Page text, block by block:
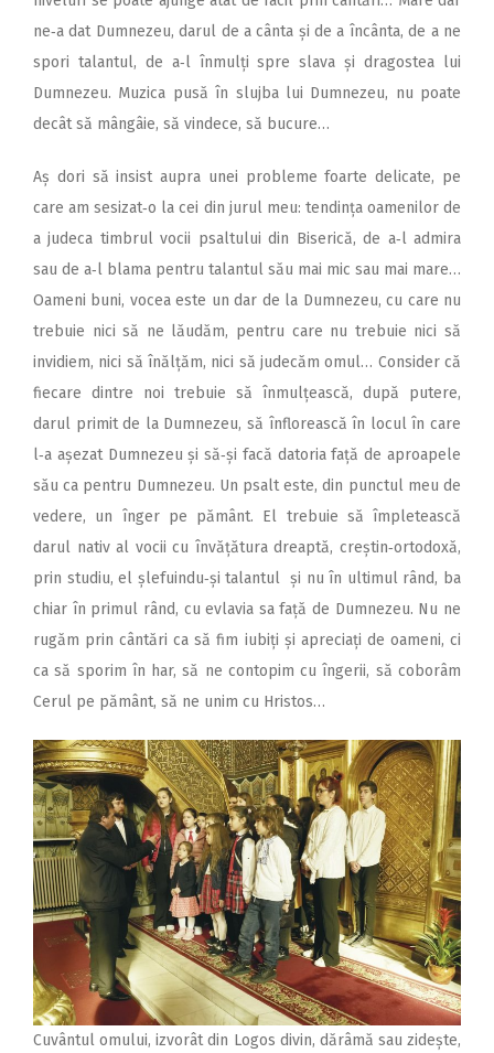
ne‑a dat Dumnezeu, darul de a cânta și de a încânta, de a ne
spori talantul, de a‑l înmulți spre slava și dragostea lui
Dumnezeu. Muzica pusă în slujba lui Dumnezeu, nu poate
decât să mângâie, să vindece, să bucure…
Aș dori să insist aupra unei probleme foarte delicate, pe
care am sesizat‑o la cei din jurul meu: tendința oamenilor de
a judeca timbrul vocii psaltului din Biserică, de a‑l admira
sau de a‑l blama pentru talantul său mai mic sau mai mare…
Oameni buni, vocea este un dar de la Dumnezeu, cu care nu
trebuie nici să ne lăudăm, pentru care nu trebuie nici să
invidiem, nici să înălțăm, nici să judecăm omul… Consider că
fiecare dintre noi trebuie să înmulțească, după putere,
darul primit de la Dumnezeu, să înflorească în locul în care
l‑a așezat Dumnezeu și să‑și facă datoria față de aproapele
său ca pentru Dumnezeu. Un psalt este, din punctul meu de
vedere, un înger pe pământ. El trebuie să împletească
darul nativ al vocii cu învățătura dreaptă, creștin‑ortodoxă,
prin studiu, el șlefuindu‑și talantul și nu în ultimul rând, ba
chiar în primul rând, cu evlavia sa față de Dumnezeu. Nu ne
rugăm prin cântări ca să fim iubiți și apreciați de oameni, ci
ca să sporim în har, să ne contopim cu îngerii, să coborâm
Cerul pe pământ, să ne unim cu Hristos…
Cuvântul omului, izvorât din Logos divin, dărâmă sau zidește,